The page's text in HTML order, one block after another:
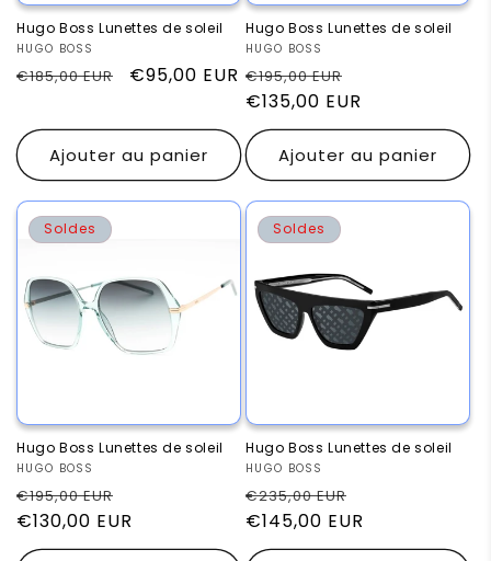
Hugo Boss Lunettes de soleil
Fournisseur :
HUGO BOSS
Prix
€185,00 EUR
Prix
promotionnel
€95,00 EUR
Ajouter au panier
Hugo Boss Lunettes de soleil
Fournisseur :
HUGO BOSS
Prix
habituel
€195,00 EUR
promotionnel
€135,00 EUR
Ajouter au panier
Soldes
Hugo Boss Lunettes de soleil
Fournisseur :
HUGO BOSS
Prix
habituel
€195,00 EUR
promotionnel
€130,00 EUR
Soldes
Hugo Boss Lunettes de soleil
Fournisseur :
HUGO BOSS
Prix
habituel
€235,00 EUR
promotionnel
€145,00 EUR